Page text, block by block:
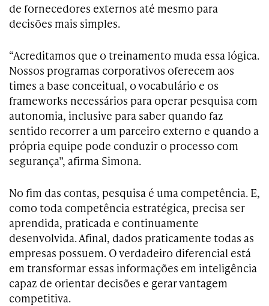
de fornecedores externos até mesmo para
decisões mais simples.
“Acreditamos que o treinamento muda essa lógica.
Nossos programas corporativos oferecem aos
times a base conceitual, o vocabulário e os
frameworks necessários para operar pesquisa com
autonomia, inclusive para saber quando faz
sentido recorrer a um parceiro externo e quando a
própria equipe pode conduzir o processo com
segurança”, afirma Simona.
No fim das contas, pesquisa é uma competência. E,
como toda competência estratégica, precisa ser
aprendida, praticada e continuamente
desenvolvida. Afinal, dados praticamente todas as
empresas possuem. O verdadeiro diferencial está
em transformar essas informações em inteligência
capaz de orientar decisões e gerar vantagem
competitiva.